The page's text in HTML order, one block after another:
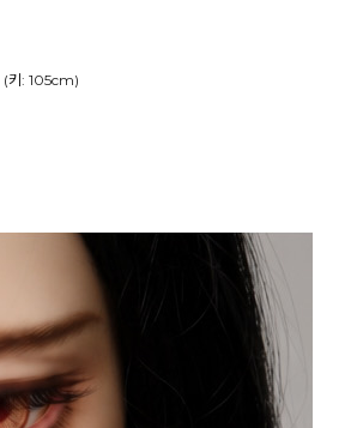
키: 105cm)